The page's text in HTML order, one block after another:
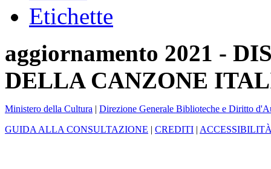
Etichette
aggiornamento 2021 -
DELLA CANZONE
Ministero della Cultura | Direzione Generale Biblioteche e Diritto
GUIDA ALLA CONSULTAZIONE | CREDITI |